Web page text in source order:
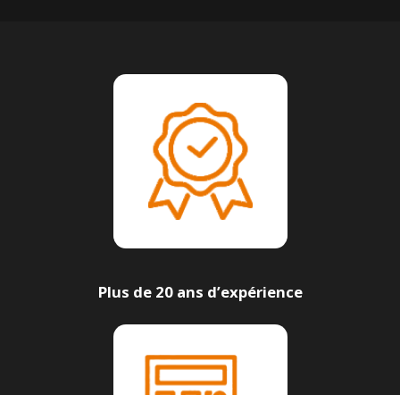
Plus de 20 ans d’expérience